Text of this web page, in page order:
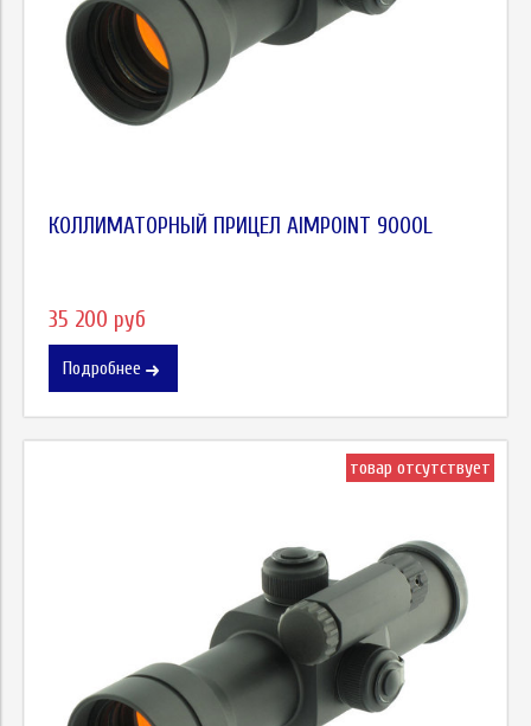
КОЛЛИМАТОРНЫЙ ПРИЦЕЛ AIMPOINT 9000L
35 200 руб
Подробнее
товар отсутствует